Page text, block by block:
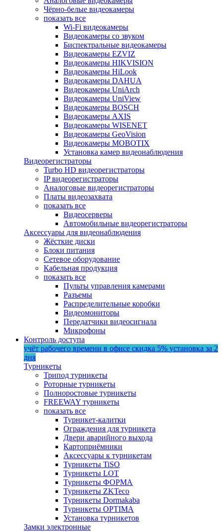
Чёрно-белые видеокамеры
показать все
Wi-Fi видеокамеры
Видеокамеры со звуком
Биспектральные видеокамеры
Видеокамеры EZVIZ
Видеокамеры HIKVISION
Видеокамеры HiLook
Видеокамеры DAHUA
Видеокамеры UniArch
Видеокамеры UniView
Видеокамеры BOSCH
Видеокамеры AXIS
Видеокамеры WISENET
Видеокамеры GeoVision
Видеокамеры MOBOTIX
Установка камер видеонаблюдения
Видеорегистраторы
Turbo HD видеорегистраторы
IP видеорегистраторы
Аналоговые видеорегистраторы
Платы видеозахвата
показать все
Видеосерверы
Автомобильные видеорегистраторы
Аксессуары для видеонаблюдения
Жёсткие диски
Блоки питания
Сетевое оборудование
Кабельная продукция
показать все
Пульты управления камерами
Разъемы
Распределительные коробки
Видеомониторы
Передатчики видеосигнала
Микрофоны
Контроль доступа
учёт рабочего времени в офисе скидка 5% установка за 2
дня
Турникеты
Трипод турникеты
Роторные турникеты
Полноростовые турникеты
FREEWAY турникеты
показать все
Турникет-калитки
Ограждения для турникета
Двери аварийного выхода
Картоприёмники
Аксессуары к турникетам
Турникеты TiSO
Турникеты LOT
Турникеты ФОРМА
Турникеты ZKTeco
Турникеты Dormakaba
Турникеты OPTIMA
Установка турникетов
Замки электронные